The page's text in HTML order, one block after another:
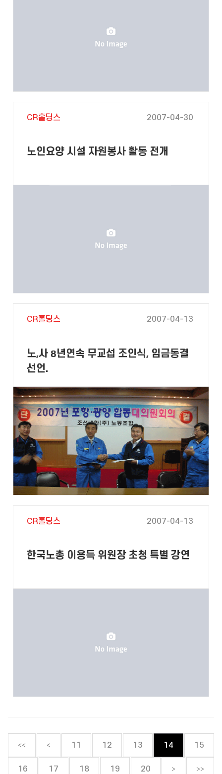
CR홀딩스 2007-04-30
노인요양 시설 자원봉사 활동 전개
CR홀딩스 2007-04-13
노,사 8년연속 무교섭 조인식, 임금동결
선언.
CR홀딩스 2007-04-13
한국노총 이용득 위원장 초청 특별 강연
<< < 11 12 13 14 15
16 17 18 19 20 > >>